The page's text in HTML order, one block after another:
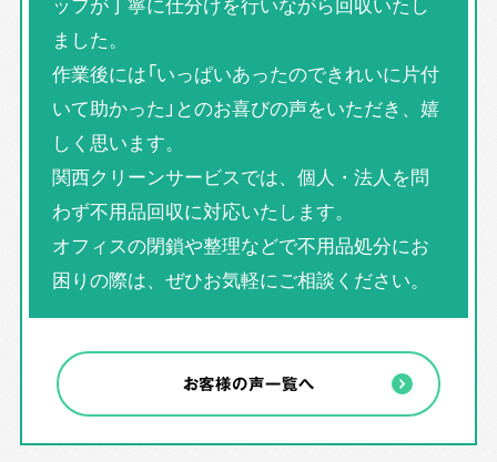
ました。
作業後には「いっぱいあったのできれいに片付
いて助かった」とのお喜びの声をいただき、嬉
しく思います。
関西クリーンサービスでは、個人・法人を問
わず不用品回収に対応いたします。
オフィスの閉鎖や整理などで不用品処分にお
困りの際は、ぜひお気軽にご相談ください。
お客様の声一覧へ